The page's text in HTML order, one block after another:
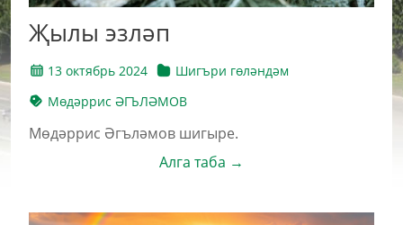
Җылы эзләп
13 октябрь 2024
Шигъри гөләндәм
Мөдәррис ӘГЪЛӘМОВ
Мөдәррис Әгъләмов шигыре.
Алга таба →